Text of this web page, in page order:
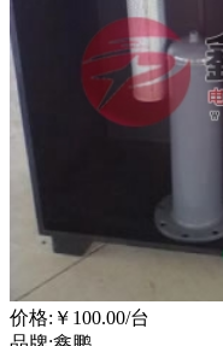
价格: ￥100.00/台